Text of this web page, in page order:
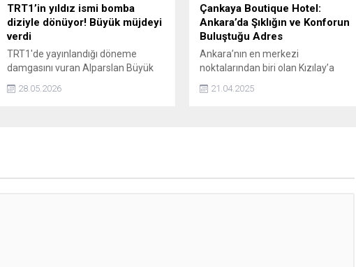
TRT1’in yıldız ismi bomba
diziyle dönüyor! Büyük müjdeyi
verdi
TRT1'de yayınlandığı döneme
damgasını vuran Alparslan Büyük
Selçuklu ve Uyanış Büyük Selçuklu
dizilerinin unutulmaz ismi Mehmet
28.05.2026
Çankaya Boutique Hotel:
Ankara’da Şıklığın ve Konforun
Buluştuğu Adres
Ankara’nın en merkezi
noktalarından biri olan Kızılay’a
sadece 1 durak
mesafede bulunan Çankaya
bu butik otel, modern olanakları ve
21.04.2025